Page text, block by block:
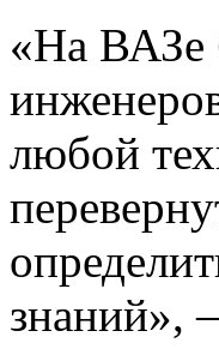
«На ВАЗе
любой
знаний»,